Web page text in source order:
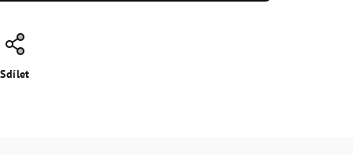
Sdílet